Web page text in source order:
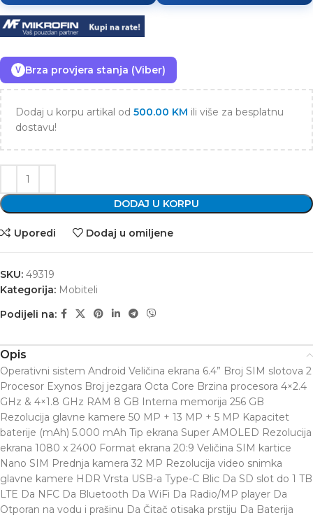
V Brza provjera stanja (Viber)
Dodaj u korpu artikal od 500.00 KM ili više za besplatnu
dostavu!
DODAJ U KORPU
Uporedi Dodaj u omiljene
SKU: 49319
Kategorija: Mobiteli
Podijeli na:
Opis
Operativni sistem Android Veličina ekrana 6.4” Broj SIM slotova 2
Procesor Exynos Broj jezgara Octa Core Brzina procesora 4×2.4
GHz & 4×1.8 GHz RAM 8 GB Interna memorija 256 GB
Rezolucija glavne kamere 50 MP + 13 MP + 5 MP Kapacitet
baterije (mAh) 5.000 mAh Tip ekrana Super AMOLED Rezolucija
ekrana 1080 x 2400 Format ekrana 20:9 Veličina SIM kartice
Nano SIM Prednja kamera 32 MP Rezolucija video snimka
glavne kamere HDR Vrsta USB-a Type-C Blic Da SD slot do 1 TB
LTE Da NFC Da Bluetooth Da WiFi Da Radio/MP player Da
Otporan na vodu i prašinu Da Čitač otisaka prstiju Da Baterija